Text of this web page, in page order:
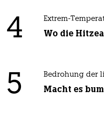
4 Extrem-
Wo die
5 Bedrohung der
Macht es